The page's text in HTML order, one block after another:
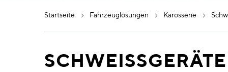
startseite fahrzeuglösungen karosserie
SCHWEISSGERÄTE